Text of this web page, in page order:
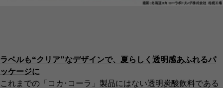
ラベルも“クリア”なデザインで、夏らしく透明感あふれるパ
ッケージに
これまでの「コカ･コーラ」製品にはない透明炭酸飲料である